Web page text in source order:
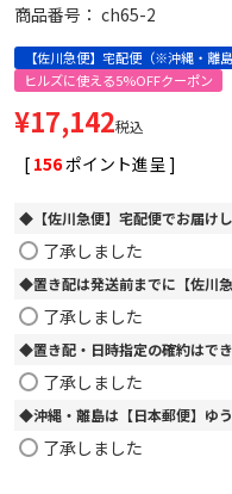
商品番号 ch65-2
【佐川急便】宅配便（※沖縄・離
ヒルズに使える5%OFFクーポン
¥17,142税込
[ 156ポイント進呈 ]
◆【佐川急便】宅配便でお届け
了承しました
◆置き配は発送前までに【佐川
了承しました
◆置き配・日時指定の確約はで
了承しました
◆沖縄・離島は【日本郵便】ゆ
了承しました